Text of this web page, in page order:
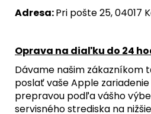
Adresa:Pri pošte 25, 04017
Oprava na diaľku do 24
Dávame našim zákazníkom
poslať vaše Apple
prepravou podľa vášho
servisného strediska na